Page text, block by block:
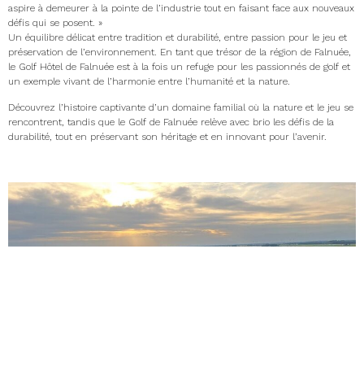
aspire à demeurer à la pointe de l’industrie tout en faisant face aux nouveaux
défis qui se posent. »
Un équilibre délicat entre tradition et durabilité, entre passion pour le jeu et
préservation de l’environnement. En tant que trésor de la région de Falnuée,
le Golf Hôtel de Falnuée est à la fois un refuge pour les passionnés de golf et
un exemple vivant de l’harmonie entre l’humanité et la nature.
Découvrez l’histoire captivante d’un domaine familial où la nature et le jeu se
rencontrent, tandis que le Golf de Falnuée relève avec brio les défis de la
durabilité, tout en préservant son héritage et en innovant pour l’avenir.